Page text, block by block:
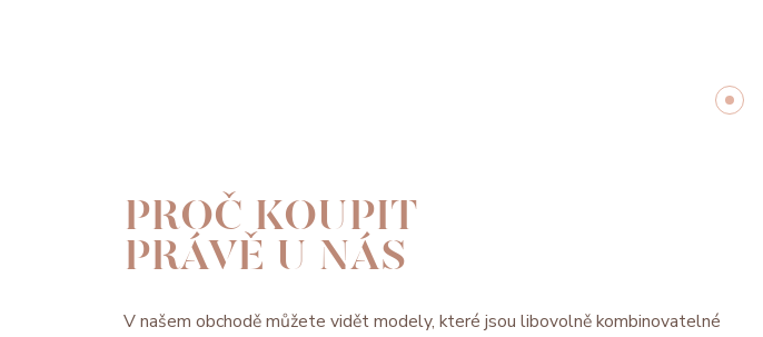
PROČ KOUPIT
PRÁVĚ U NÁS
V našem obchodě můžete vidět modely, které jsou libovolně kombinovatelné